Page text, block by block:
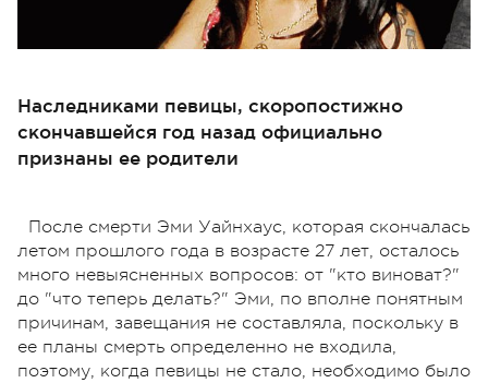
Наследниками певицы, скоропостижно
скончавшейся год назад официально
признаны ее родители
После смерти Эми Уайнхаус, которая скончалась
летом прошлого года в возрасте 27 лет, осталось
много невыясненных вопросов: от "кто виноват?"
до "что теперь делать?" Эми, по вполне понятным
причинам, завещания не составляла, поскольку в
ее планы смерть определенно не входила,
поэтому, когда певицы не стало, необходимо было